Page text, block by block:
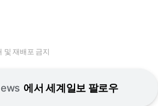
및 재배포 금지
에서 세계일보 팔로우